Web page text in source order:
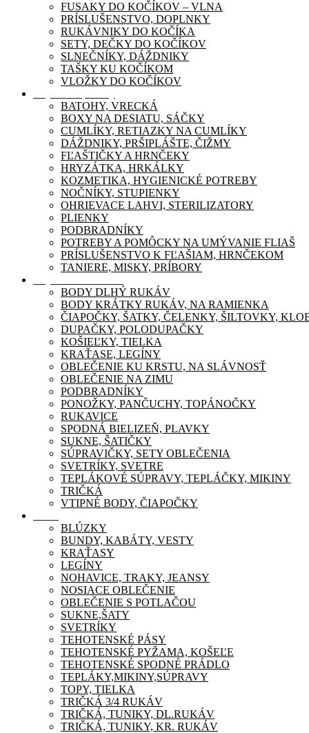
FUSAKY DO KOČÍKOV – VLNA
PRÍSLUŠENSTVO, DOPLNKY
RUKÁVNIKY DO KOČÍKA
SETY, DEČKY DO KOČÍKOV
SLNEČNÍKY, DÁŽDNIKY
TAŠKY KU KOČÍKOM
VLOŽKY DO KOČÍKOV
BATOHY, VRECKÁ
BOXY NA DESIATU, SÁČKY
CUMLÍKY, RETIAZKY NA CUMLÍKY
DÁŽDNIKY, PRŠIPLÁŠTE, ČIŽMY
FĽAŠTIČKY A HRNČEKY
HRYZÁTKA, HRKÁLKY
KOZMETIKA, HYGIENICKÉ POTREBY
NOČNÍKY, STUPIENKY
OHRIEVACE LAHVI, STERILIZATORY
PLIENKY
PODBRADNÍKY
POTREBY A POMÔCKY NA UMÝVANIE FLIAŠ
PRÍSLUŠENSTVO K FĽAŠIAM, HRNČEKOM
TANIERE, MISKY, PRÍBORY
BODY DLHÝ RUKÁV
BODY KRÁTKY RUKÁV, NA RAMIENKA
ČIAPOČKY, ŠATKY, ČELENKY, ŠILTOVKY,
DUPAČKY, POLODUPAČKY
KOŠIEĽKY, TIELKA
KRAŤASE, LEGÍNY
OBLEČENIE KU KRSTU, NA SLÁVNOSŤ
OBLEČENIE NA ZIMU
PODBRADNÍKY
PONOŽKY, PANČUCHY, TOPÁNOČKY
RUKAVICE
SPODNÁ BIELIZEŇ, PLAVKY
SUKNE, ŠATIČKY
SÚPRAVIČKY, SETY OBLEČENIA
SVETRÍKY, SVETRE
TEPLÁKOVÉ SÚPRAVY, TEPLÁČKY, MIKINY
TRIČKÁ
VTIPNÉ BODY, ČIAPOČKY
BLÚZKY
BUNDY, KABÁTY, VESTY
KRAŤASY
LEGÍNY
NOHAVICE, TRAKY, JEANSY
NOSIACE OBLEČENIE
OBLEČENIE S POTLAČOU
SUKNE,ŠATY
SVETRÍKY
TEHOTENSKÉ PÁSY
TEHOTENSKÉ PYŽAMA, KOŠEĽE
TEHOTENSKÉ SPODNÉ PRÁDLO
TEPLÁKY,MIKINY,SÚPRAVY
TOPY, TIELKA
TRIČKÁ 3/4 RUKÁV
TRIČKÁ, TUNIKY, DL.RUKÁV
TRIČKÁ, TUNIKY, KR. RUKÁV